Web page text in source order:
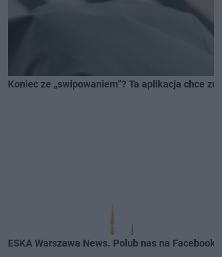
Koniec ze „swipowaniem”? Ta aplikacja chce
ESKA Warszawa News. Polub nas na